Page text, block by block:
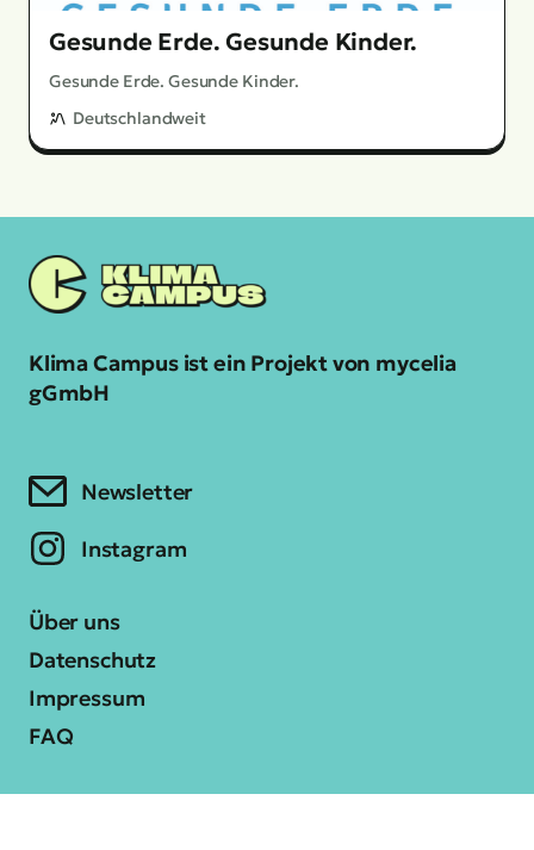
Gesunde Erde. Gesunde Kinder.
Gesunde Erde. Gesunde Kinder.
Deutschlandweit
Klima Campus ist ein Projekt von mycelia
gGmbH
Newsletter
Instagram
Über uns
Datenschutz
Impressum
FAQ